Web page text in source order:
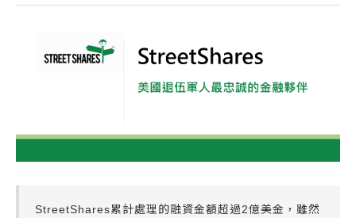
平台操作
平台介紹
StreetShares累計處理的融資金額超過2億美金，雖然